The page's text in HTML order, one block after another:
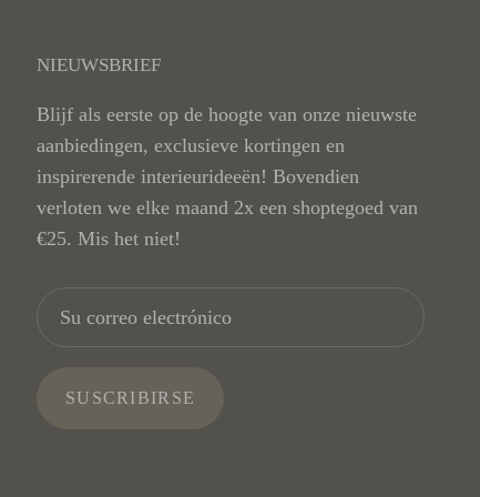
NIEUWSBRIEF
Blijf als eerste op de hoogte van onze nieuwste
aanbiedingen, exclusieve kortingen en
inspirerende interieurideeën! Bovendien
verloten we elke maand 2x een shoptegoed van
€25. Mis het niet!
SUSCRIBIRSE